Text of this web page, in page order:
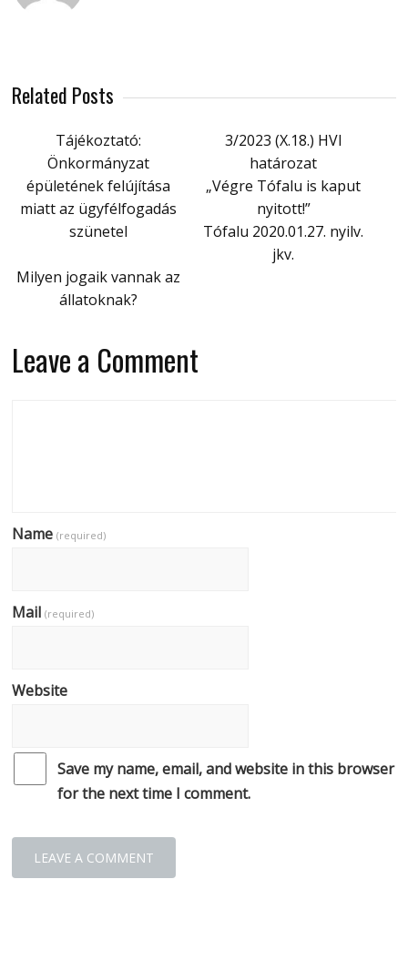
Related Posts
Tájékoztató:
Önkormányzat
épületének felújítása
miatt az ügyfélfogadás
szünetel
3/2023 (X.18.) HVI
határozat
„Végre Tófalu is kaput
nyitott!”
Tófalu 2020.01.27. nyilv.
jkv.
Milyen jogaik vannak az
állatoknak?
Leave a Comment
Name(required)
Mail(required)
Website
Save my name, email, and website in this browser
for the next time I comment.